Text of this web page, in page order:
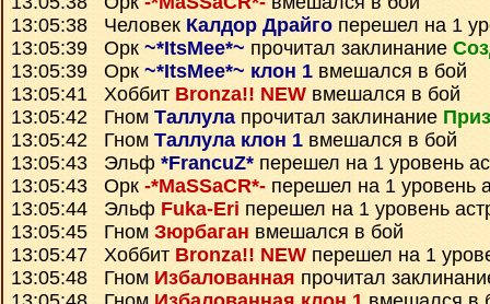
13:05:38 Человек Калдор Драйго перешел на 1
13:05:39 Орк ~*ItsMee*~ прочитал заклинание
13:05:39 Орк ~*ItsMee*~ клон 1 вмешался в бой
13:05:41 Хоббит Bronza!! NEW вмешался в бой
13:05:42 Гном Таллулапрочитал заклинание
13:05:42 Гном Таллула клон 1 вмешался в бой
13:05:43 Эльф *FrancuZ* перешел на 1 уровень
13:05:43 Орк -*MaSSaCR*- перешел на 1 уровень
13:05:44 Эльф Fuka-Eri перешел на 1 уровень
13:05:45 Гном Зюрбаган вмешался в бой
13:05:47 Хоббит Bronza!! NEW перешел на 1
13:05:48 Гном Избалованная прочитал